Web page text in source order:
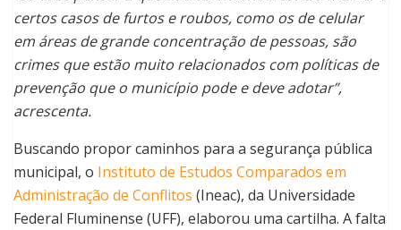
certos casos de furtos e roubos, como os de celular
em áreas de grande concentração de pessoas, são
crimes que estão muito relacionados com políticas de
prevenção que o município pode e deve adotar”,
acrescenta.
Buscando propor caminhos para a segurança pública
municipal, o Instituto de Estudos Comparados em
Administração de Conflitos (Ineac), da Universidade
Federal Fluminense (UFF), elaborou uma cartilha. A falta